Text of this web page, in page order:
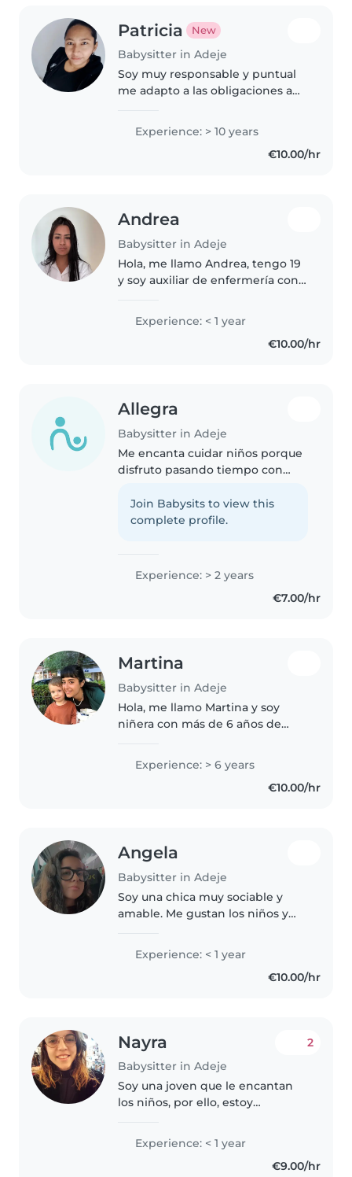
Patricia New
Babysitter in Adeje
Soy muy responsable y puntual
me adapto a las obligaciones a
Experience: > 10 years
€10.00/hr
Andrea
Babysitter in Adeje
Hola, me llamo Andrea, tengo 19
y soy auxiliar de enfermería con
cuidado de personas. Gracias a
mi formación y experiencia, he
Experience: < 1 year
€10.00/hr
Allegra
Babysitter in Adeje
Me encanta cuidar niños porque
disfruto pasando tiempo con
responsable, empática, cariñosa
y organizada, y siempre puedo
Join Babysits to view this
complete profile.
Experience: > 2 years
€7.00/hr
Martina
Babysitter in Adeje
Hola, me llamo Martina y soy
niñera con más de 6 años de
bebés y niños. He sido au pair,
una experiencia muy
enriquecedora que me permitió
Experience: > 6 years
€10.00/hr
Angela
Babysitter in Adeje
Soy una chica muy sociable y
amable. Me gustan los niños y
con ellos en la manera más
Experience: < 1 year
€10.00/hr
Nayra
Babysitter in Adeje
2
Soy una joven que le encantan
los niños, por ello, estoy
magisterio de educación infantil.
Soy maestra, responsable y
puntual y sé hacer todo tipo de
Experience: < 1 year
€9.00/hr